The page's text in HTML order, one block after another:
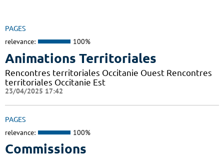
PAGES
relevance: 100%
Animations Territoriales
Rencontres territoriales Occitanie Ouest Rencontres
territoriales Occitanie Est
23/04/2025 17:42
PAGES
relevance: 100%
Commissions